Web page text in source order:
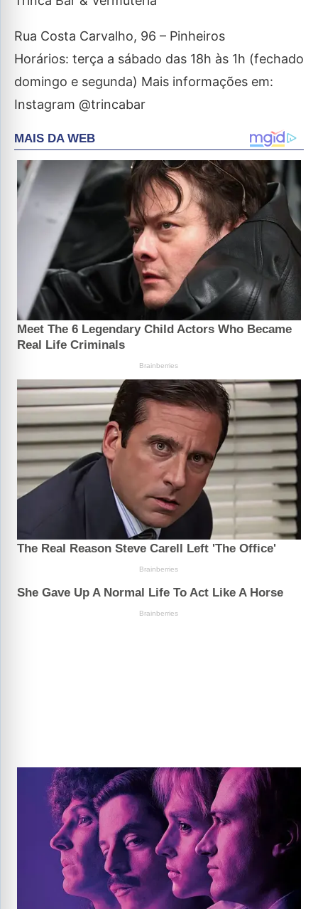
Rua Costa Carvalho, 96 – Pinheiros
Horários: terça a sábado das 18h às 1h (fechado
domingo e segunda) Mais informações em:
Instagram @trincabar